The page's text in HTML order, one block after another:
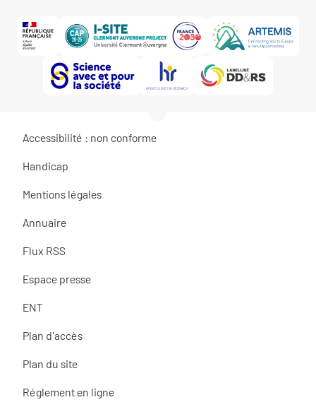
Accessibilité : non conforme
Handicap
Mentions légales
Annuaire
Flux RSS
Espace presse
ENT
Plan d'accès
Plan du site
Réglement en ligne